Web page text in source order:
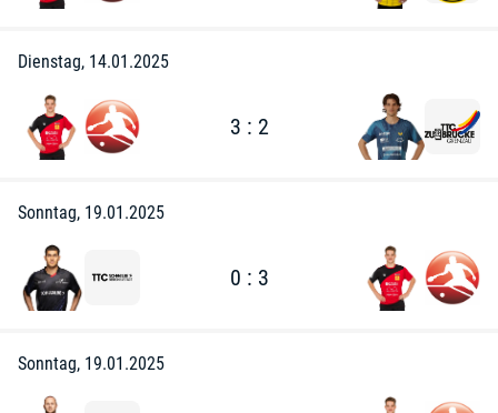
Dienstag, 14.01.2025
3 : 2
Sonntag, 19.01.2025
0 : 3
Sonntag, 19.01.2025